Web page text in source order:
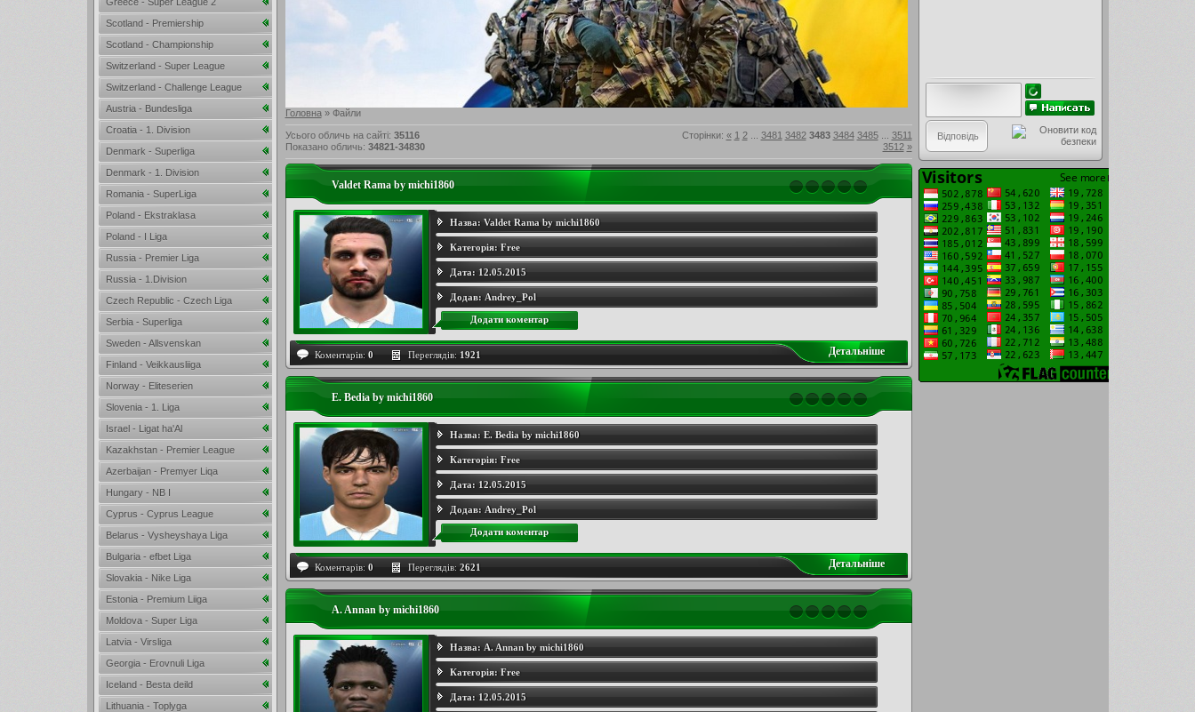
Головна» Файли
Усього обличь на сайті: 35116
Показано обличь: 34821-34830
Сторінки: « 1 2 3481 3482 3483 3484 3485
3511
3512 »
Valdet Rama by michi1860
Назва: Valdet Rama by michi1860
Категорія: Free
Дата: 12.05.2015
Додав: Andrey_Pol
Додати коментар
Коментарів: 0 Переглядів: 1921 Детальнiше
E. Bedia by michi1860
Назва: E. Bedia by michi1860
Категорія: Free
Дата: 12.05.2015
Додав: Andrey_Pol
Додати коментар
Коментарів: 0 Переглядів: 2621 Детальнiше
A. Annan by michi1860
Назва: A. Annan by michi1860
Категорія: Free
Дата: 12.05.2015
Scotland - Premiership
Scotland - Championship
Switzerland - Super League
Switzerland - Challenge League
Austria - Bundesliga
Croatia - 1. Division
Denmark - Superliga
Denmark - 1. Division
Romania - SuperLiga
Poland - Ekstraklasa
Poland - I Liga
Russia - Premier Liga
Russia - 1.Division
Czech Republic - Czech Liga
Serbia - Superliga
Sweden - Allsvenskan
Finland - Veikkausliiga
Norway - Eliteserien
Slovenia - 1. Liga
Israel - Ligat ha'Al
Kazakhstan - Premier League
Azerbaijan - Premyer Liqa
Hungary - NB I
Cyprus - Cyprus League
Belarus - Vysheyshaya Liga
Bulgaria - efbet Liga
Slovakia - Nike Liga
Estonia - Premium Liiga
Moldova - Super Liga
Latvia - Virsliga
Georgia - Erovnuli Liga
Iceland - Besta deild
Lithuania - Toplyga